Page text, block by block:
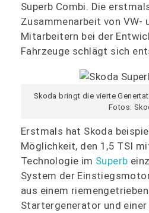
Superb Combi. Die
Zusammenarbeit von VW-
Mitarbeitern bei der
Fahrzeuge schlägt sich
Skoda bringt die vierte
Fotos:
Erstmals hat Skoda
Möglichkeit, den 1,5 TSI
Technologie im Superb
System der
aus einem
Startergenerator und